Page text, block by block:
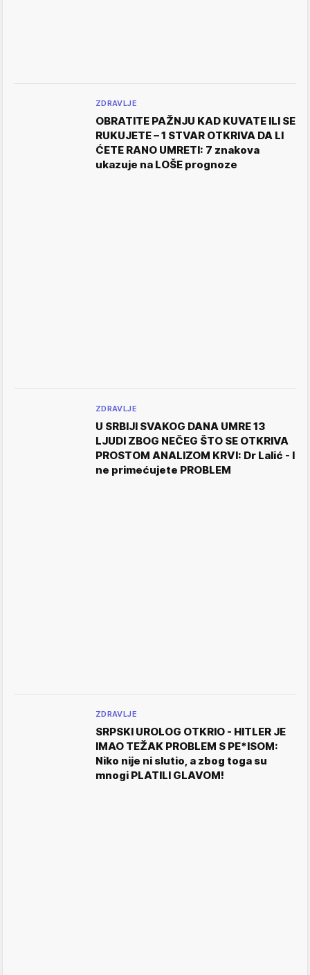
ZDRAVLJE
OBRATITE PAŽNJU KAD KUVATE ILI SE
RUKUJETE – 1 STVAR OTKRIVA DA LI
ĆETE RANO UMRETI: 7 znakova
ukazuje na LOŠE prognoze
ZDRAVLJE
U SRBIJI SVAKOG DANA UMRE 13
LJUDI ZBOG NEČEG ŠTO SE OTKRIVA
PROSTOM ANALIZOM KRVI: Dr Lalić - I
ne primećujete PROBLEM
ZDRAVLJE
SRPSKI UROLOG OTKRIO - HITLER JE
IMAO TEŽAK PROBLEM S PE*ISOM:
Niko nije ni slutio, a zbog toga su
mnogi PLATILI GLAVOM!